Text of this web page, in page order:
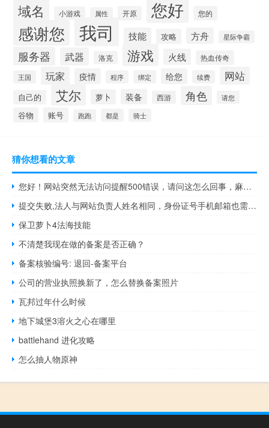
域名 小游戏 属性 开原 您好 您的
感谢您 我司 技能 攻略 方舟 星际争霸
服务器 武器 洛克 游戏 火线 热血传奇
王国 玩家 疫情 程序 绑定 给您 续费 网站
自己的 艾尔 萝卜 装备 西游 角色 请您
谷物 账号 跑跑 都是 骑士
猜你想看的文章
您好！网站突然无法访问提醒500错误，请问这怎么回事，麻烦帮
提交失败,法人与网站负责人姓名相同，身份证号手机邮箱也需要相
保卫萝卜4法海技能
不清楚我现在做的备案是否正确？
备案核验编号: 退回-备案平台
公司的营业执照换新了，怎么替换备案照片
瓦邦过年什么时候
地下城堡3溶火之心在哪里
battlehand 进化攻略
怎么抽人物原神